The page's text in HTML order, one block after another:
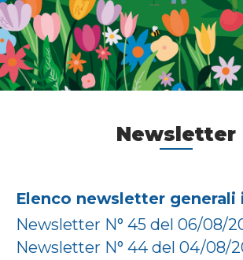
Newsletter
Elenco newsletter generali
Newsletter N° 45 del 06/08/
Newsletter N° 44 del 04/08/